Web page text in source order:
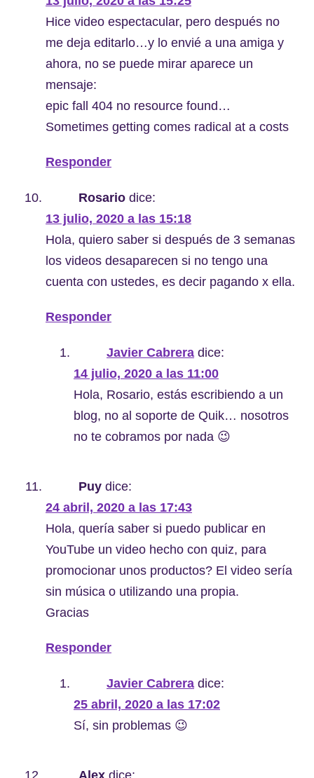
Hice video espectacular, pero después no
me deja editarlo…y lo envié a una amiga y
ahora, no se puede mirar aparece un
mensaje:
epic fall 404 no resource found…
Sometimes getting comes radical at a costs
Responder
Rosario dice:
13 julio, 2020 a las 15:18
Hola, quiero saber si después de 3 semanas
los videos desaparecen si no tengo una
cuenta con ustedes, es decir pagando x ella.
Responder
Javier Cabrera dice:
14 julio, 2020 a las 11:00
Hola, Rosario, estás escribiendo a un
blog, no al soporte de Quik… nosotros
no te cobramos por nada 😉
Puy dice:
24 abril, 2020 a las 17:43
Hola, quería saber si puedo publicar en
YouTube un video hecho con quiz, para
promocionar unos productos? El video sería
sin música o utilizando una propia.
Gracias
Responder
Javier Cabrera dice:
25 abril, 2020 a las 17:02
Sí, sin problemas 😉